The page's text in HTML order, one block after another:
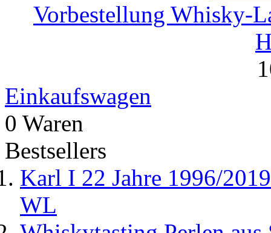
Vorbestellung Whisky-
Einkaufswagen
0 Waren
Bestsellers
Karl I 22 Jahre 1996/
WL